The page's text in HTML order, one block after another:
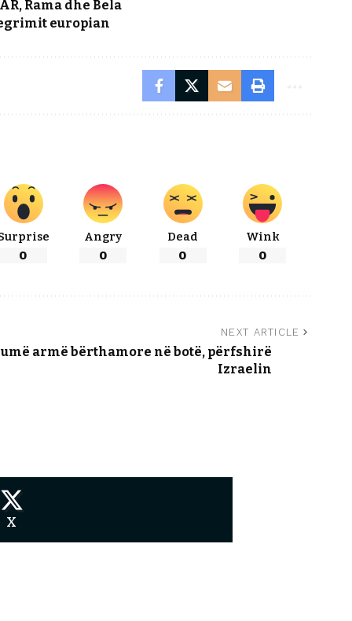
Rama dhe Bela
europian
0
Angry
0
Dead
0
Wink
0
NEXT ARTICLE
armë bërthamore në botë, përfshirë
Izraelin
X